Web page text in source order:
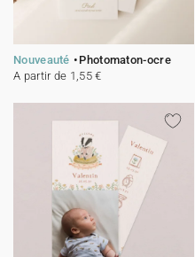
Nouveauté
Photomaton-ocre
A partir de 1,55 €